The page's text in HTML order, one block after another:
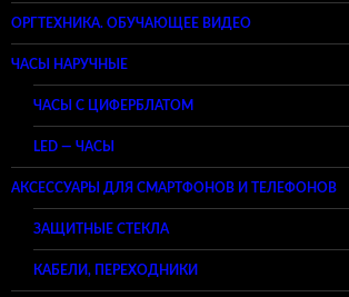
ОРГТЕХНИКА. ОБУЧАЮЩЕЕ ВИДЕО
ЧАСЫ НАРУЧНЫЕ
ЧАСЫ С ЦИФЕРБЛАТОМ
LED — ЧАСЫ
АКСЕССУАРЫ ДЛЯ СМАРТФОНОВ И ТЕЛЕФОНОВ
ЗАЩИТНЫЕ СТЕКЛА
КАБЕЛИ, ПЕРЕХОДНИКИ